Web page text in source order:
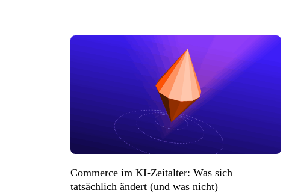
Commerce im KI-Zeitalter: Was sich
tatsächlich ändert (und was nicht)